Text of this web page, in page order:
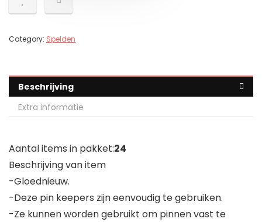
Category: Spelden
Beschrijving
Extra informatie
Aantal items in pakket:24
Beschrijving van item
-Gloednieuw.
-Deze pin keepers zijn eenvoudig te gebruiken.
-Ze kunnen worden gebruikt om pinnen vast te